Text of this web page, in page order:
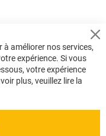
améliorer nos services,
expérience. Si vous
votre expérience
plus, veuillez lire la